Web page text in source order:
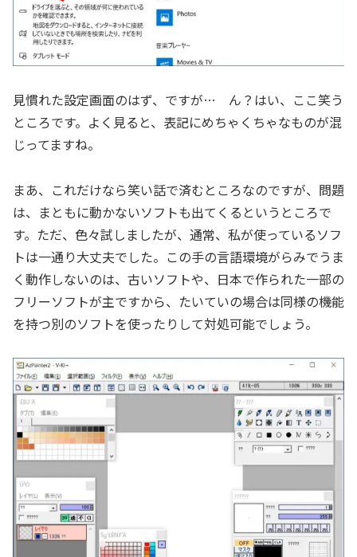
見慣れた設定画面のはず、ですが… ん？はい、ここ笑う
ところです。よく見ると、表記にめちゃくちゃなものが混
じってますね。
まあ、これだけなら笑い話で済むところなのですが、問題
は、まともに動かないソフトも出てくるというところで
す。ただ、色々試しましたが、通常、私が使っているソフ
トは一通り大丈夫でした。この手の言語環境がらみでうま
く動作しないのは、古いソフトや、日本で作られた一部の
フリーソフトが主ですから、たいていの場合は同様の機能
を持つ別のソフトを使ったりして対処可能でしょう。